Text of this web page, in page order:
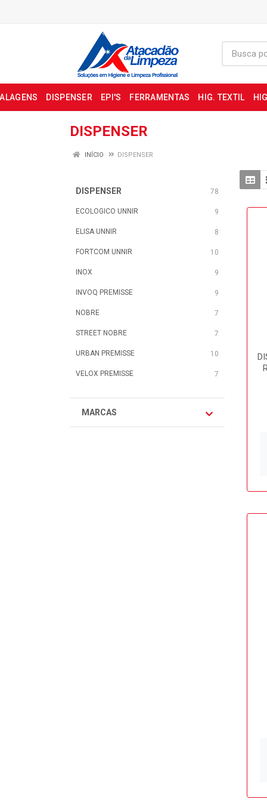
DISPENSER EPI'S FERRAMENTAS HIG. TEXTIL
DISPENSER
INÍCIO DISPENSER
DISPENSER 78
ECOLOGICO UNNIR 9
ELISA UNNIR 8
FORTCOM UNNIR 10
INOX 9
INVOQ PREMISSE 9
NOBRE 7
STREET NOBRE 7
URBAN PREMISSE 10
VELOX PREMISSE 7
MARCAS